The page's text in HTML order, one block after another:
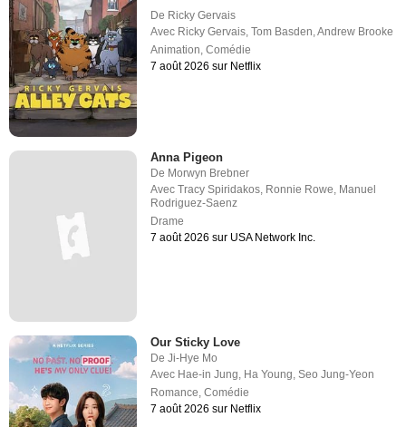
De Ricky Gervais
Avec Ricky Gervais,Tom Basden,Andrew Brooke
Animation,Comédie
7 août 2026 sur Netflix
Anna Pigeon
De Morwyn Brebner
AvecTracy Spiridakos, Ronnie Rowe, Manuel
Rodriguez-Saenz
Drame
7 août 2026 sur USA Network Inc.
Our Sticky Love
DeJi-Hye Mo
Avec Hae-in Jung Ha Young ,Seo Jung-Yeon
Romance ,Comédie
7 août 2026 sur Netflix